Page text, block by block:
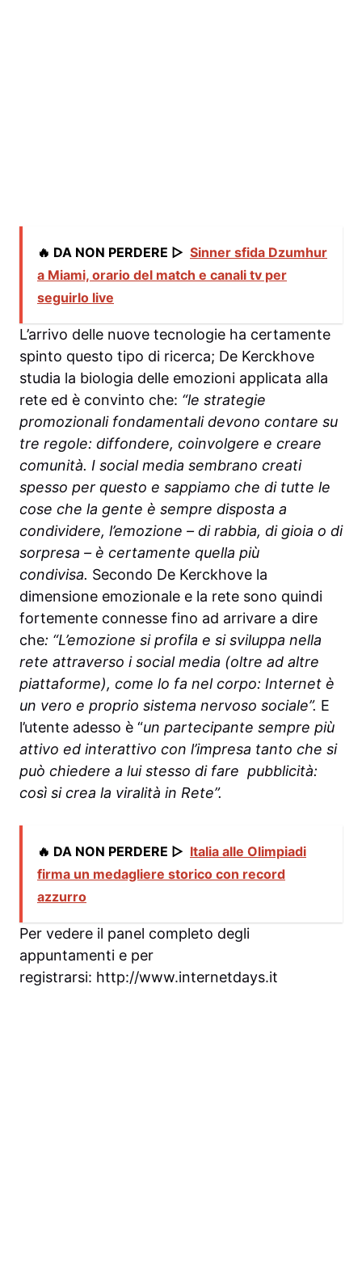
🔥 DA NON PERDERE ▷ Sinner sfida Dzumhur
a Miami, orario del match e canali tv per
seguirlo live
L’arrivo delle nuove tecnologie ha certamente
spinto questo tipo di ricerca; De Kerckhove
studia la biologia delle emozioni applicata alla
rete ed è convinto che: “le strategie
promozionali fondamentali devono contare su
tre regole: diffondere, coinvolgere e creare
comunità. I social media sembrano creati
spesso per questo e sappiamo che di tutte le
cose che la gente è sempre disposta a
condividere, l’emozione – di rabbia, di gioia o di
sorpresa – è certamente quella più
condivisa. Secondo De Kerckhove la
dimensione emozionale e la rete sono quindi
fortemente connesse fino ad arrivare a dire
che: “L’emozione si profila e si sviluppa nella
rete attraverso i social media (oltre ad altre
piattaforme), come lo fa nel corpo: Internet è
un vero e proprio sistema nervoso sociale”. E
l’utente adesso è “un partecipante sempre più
attivo ed interattivo con l’impresa tanto che si
può chiedere a lui stesso di fare pubblicità:
così si crea la viralità in Rete”.
🔥 DA NON PERDERE ▷ Italia alle Olimpiadi
firma un medagliere storico con record
azzurro
Per vedere il panel completo degli
appuntamenti e per
registrarsi: http://www.internetdays.it